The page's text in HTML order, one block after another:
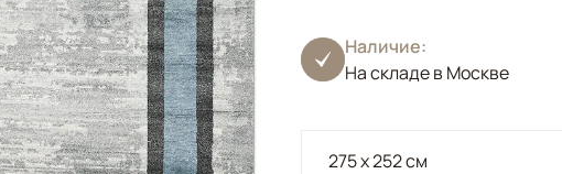
Наличие:
На складе в Москве
275 x 252 см